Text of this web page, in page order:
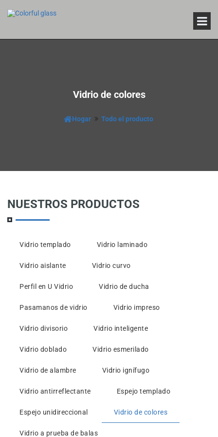
Vidrio de colores
Hogar Todo el producto
NUESTROS PRODUCTOS
Vidrio templado Vidrio laminado
Vidrio aislante Vidrio curvo
Perfil en U Vidrio Vidrio de ducha
Pasamanos de vidrio Vidrio impreso
Vidrio divisorio Vidrio inteligente
Vidrio doblado Vidrio esmerilado
Vidrio de alambre Vidrio ignífugo
Vidrio antirreflectante Espejo templado
Espejo unidireccional Vidrio de colores
Vidrio a prueba de balas